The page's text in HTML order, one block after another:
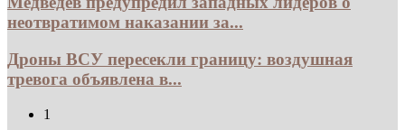
неотвратимом наказании за...
Дроны ВСУ пересекли границу: воздушная
тревога объявлена в...
1